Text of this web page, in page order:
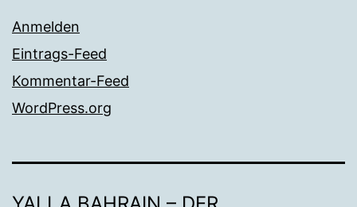
Anmelden
Eintrags-Feed
Kommentar-Feed
WordPress.org